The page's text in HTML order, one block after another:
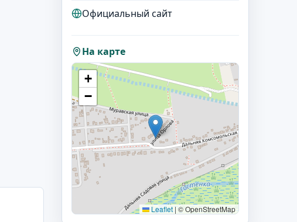
Официальный сайт
На карте
+
−
Leaflet | © OpenStreetMap